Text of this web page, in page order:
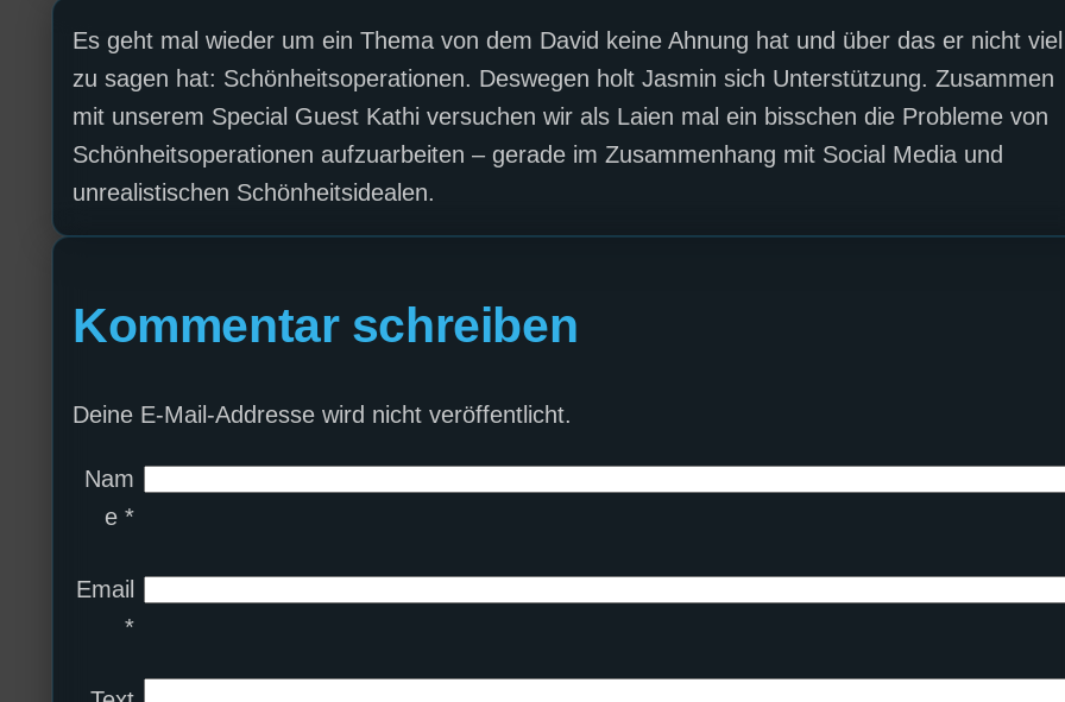
Es geht mal wieder um ein Thema von dem David keine Ahnung hat und über das er nicht viel
zu sagen hat: Schönheitsoperationen. Deswegen holt Jasmin sich Unterstützung. Zusammen
mit unserem Special Guest Kathi versuchen wir als Laien mal ein bisschen die Probleme von
Schönheitsoperationen aufzuarbeiten – gerade im Zusammenhang mit Social Media und
unrealistischen Schönheitsidealen.
Kommentar schreiben
Deine E-Mail-Addresse wird nicht veröffentlicht.
Nam
e *
Email
*